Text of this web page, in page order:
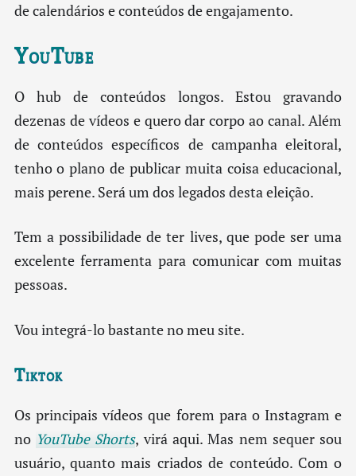
de calendários e conteúdos de engajamento.
YouTube
O hub de conteúdos longos. Estou gravando
dezenas de vídeos e quero dar corpo ao canal. Além
de conteúdos específicos de campanha eleitoral,
tenho o plano de publicar muita coisa educacional,
mais perene. Será um dos legados desta eleição.
Tem a possibilidade de ter lives, que pode ser uma
excelente ferramenta para comunicar com muitas
pessoas.
Vou integrá-lo bastante no meu site.
Tiktok
Os principais vídeos que forem para o Instagram e
no YouTube Shorts, virá aqui. Mas nem sequer sou
usuário, quanto mais criados de conteúdo. Com o